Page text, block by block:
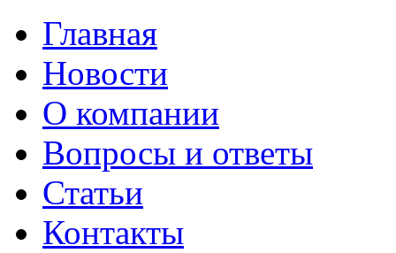
Главная
Новости
О компании
Вопросы и ответы
Статьи
Контакты